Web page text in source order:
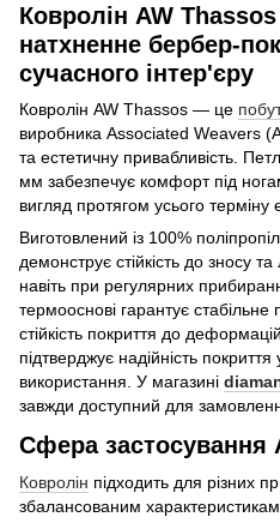
Ковролін AW
натхненне бербер-
сучасного інтер'єру
Ковролін AW Thassos — це
виробника Associated Weavers
та естетичну привабливість.
мм забезпечує комфорт під
вигляд протягом усього терміну
Виготовлений із 100%
демонструє стійкість до зносу
навіть при регулярних
термооснові гарантує стабільне
стійкість покриття до
підтверджує надійність
використання. У магазині
завжди доступний для
Сфера застосування
Ковролін підходить для різних
збалансованим